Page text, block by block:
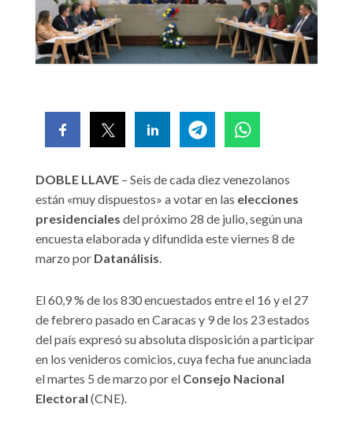
DOBLE LLAVE – Seis de cada diez venezolanos
están «muy dispuestos» a votar en las elecciones
presidenciales del próximo 28 de julio, según una
encuesta elaborada y difundida este viernes 8 de
marzo por Datanálisis.
El 60,9 % de los 830 encuestados entre el 16 y el 27
de febrero pasado en Caracas y 9 de los 23 estados
del país expresó su absoluta disposición a participar
en los venideros comicios, cuya fecha fue anunciada
el martes 5 de marzo por el Consejo Nacional
Electoral (CNE).